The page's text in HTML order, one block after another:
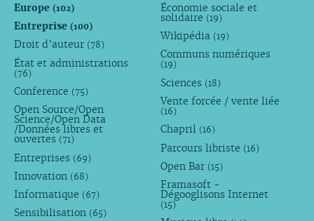
Europe (102)
Entreprise (100)
Droit d’auteur (78)
État et administrations
(76)
Conference (75)
Open Source/Open
Science/Open Data
/Données libres et
ouvertes (71)
Entreprises (69)
Innovation (68)
Informatique (67)
Sensibilisation (65)
Économie sociale et
solidaire (19)
Wikipédia (19)
Communs numériques
(19)
Sciences (18)
Vente forcée / vente liée
(16)
Chapril (16)
Parcours libriste (16)
Open Bar (15)
Framasoft -
Dégooglisons Internet
(15)